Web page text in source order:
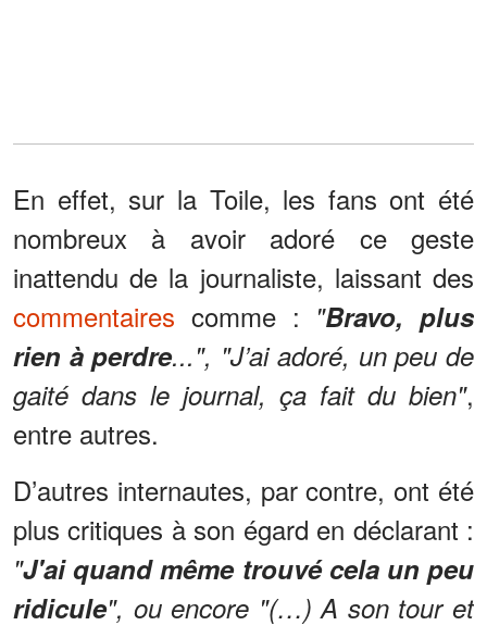
En effet, sur la Toile, les fans ont été
nombreux à avoir adoré ce geste
inattendu de la journaliste, laissant des
commentaires comme : "Bravo, plus
rien à perdre...", "J’ai adoré, un peu de
gaité dans le journal, ça fait du bien",
entre autres.
D’autres internautes, par contre, ont été
plus critiques à son égard en déclarant :
"J'ai quand même trouvé cela un peu
ridicule", ou encore "(…) A son tour et